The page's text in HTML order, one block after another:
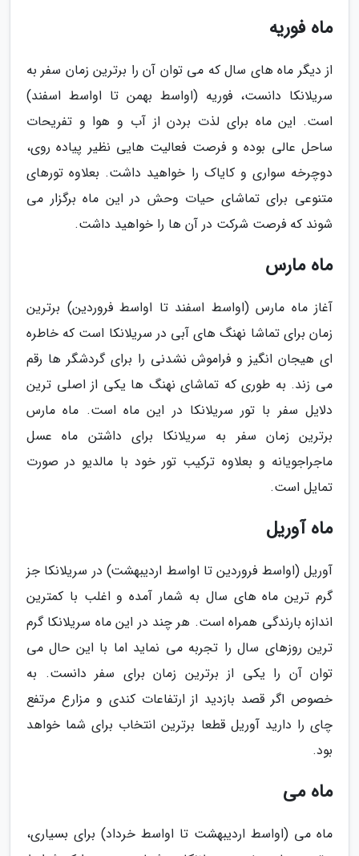
ماه فوریه
از دیگر ماه های سال که می توان آن را برترین زمان سفر به
سریلانکا دانست، فوریه (اواسط بهمن تا اواسط اسفند)
است. این ماه برای لذت بردن از آب و هوا و تفریحات
ساحل عالی بوده و فرصت فعالیت هایی نظیر پیاده روی،
دوچرخه سواری و کایاک را خواهید داشت. بعلاوه تورهای
متنوعی برای تماشای حیات وحش در این ماه برگزار می
شوند که فرصت شرکت در آن ها را خواهید داشت.
ماه مارس
آغاز ماه مارس (اواسط اسفند تا اواسط فروردین) برترین
زمان برای تماشا نهنگ های آبی در سریلانکا است که خاطره
ای هیجان انگیز و فراموش نشدنی را برای گردشگر ها رقم
می زند. به طوری که تماشای نهنگ ها یکی از اصلی ترین
دلایل سفر با تور سریلانکا در این ماه است. ماه مارس
برترین زمان سفر به سریلانکا برای داشتن ماه عسل
ماجراجویانه و بعلاوه ترکیب تور خود با مالدیو در صورت
تمایل است.
ماه آوریل
آوریل (اواسط فروردین تا اواسط اردیبهشت) در سریلانکا جز
گرم ترین ماه های سال به شمار آمده و اغلب با کمترین
اندازه بارندگی همراه است. هر چند در این ماه سریلانکا گرم
ترین روزهای سال را تجربه می نماید اما با این حال می
توان آن را یکی از برترین زمان برای سفر دانست. به
خصوص اگر قصد بازدید از ارتفاعات کندی و مزارع مرتفع
چای را دارید آوریل قطعا برترین انتخاب برای شما خواهد
بود.
ماه می
ماه می (اواسط اردیبهشت تا اواسط خرداد) برای بسیاری،